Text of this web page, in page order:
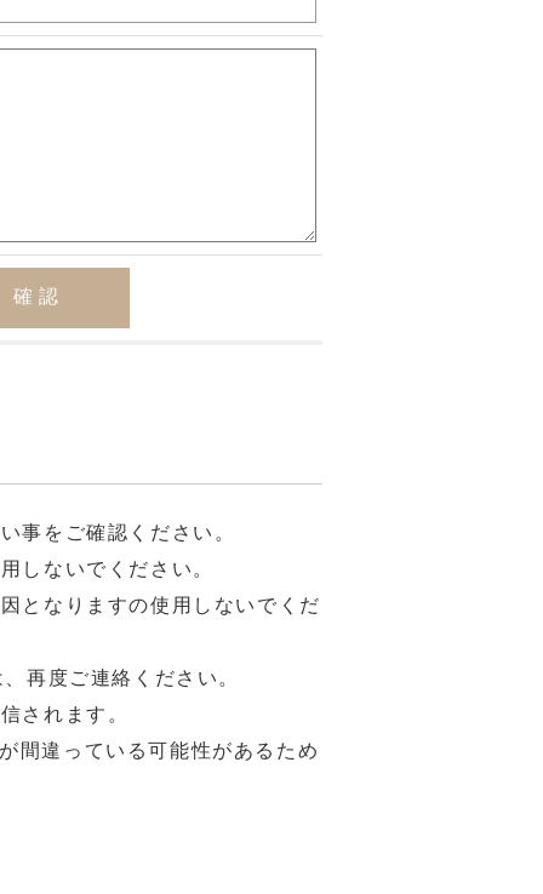
事をご確認ください。
しないでください。
となりますの使用しないでくだ
再度ご連絡ください。
されます。
間違っている可能性があるため